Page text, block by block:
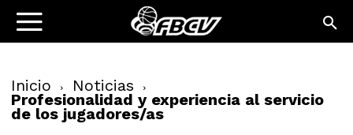
Inicio Noticias
Profesionalidad y experiencia al servicio
de los jugadores/as